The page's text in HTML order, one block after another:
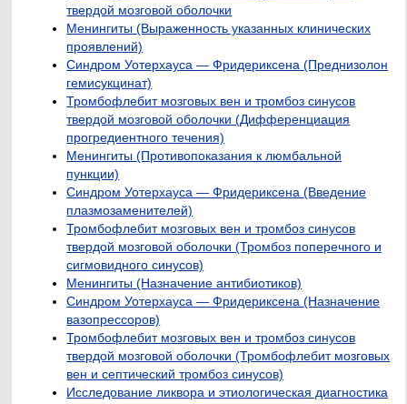
твердой мозговой оболочки
Менингиты (Выраженность указанных клинических
проявлений)
Синдром Уотерхауса — Фридериксена (Преднизолон
гемисукцинат)
Тромбофлебит мозговых вен и тромбоз синусов
твердой мозговой оболочки (Дифференциация
прогредиентного течения)
Менингиты (Противопоказания к люмбальной
пункции)
Синдром Уотерхауса — Фридериксена (Введение
плазмозаменителей)
Тромбофлебит мозговых вен и тромбоз синусов
твердой мозговой оболочки (Тромбоз поперечного и
сигмовидного синусов)
Менингиты (Назначение антибиотиков)
Синдром Уотерхауса — Фридериксена (Назначение
вазопрессоров)
Тромбофлебит мозговых вен и тромбоз синусов
твердой мозговой оболочки (Тромбофлебит мозговых
вен и септический тромбоз синусов)
Исследование ликвора и этиологическая диагностика